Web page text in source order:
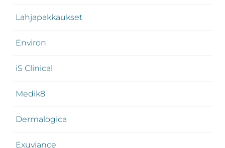
Lahjapakkaukset
Environ
iS Clinical
Medik8
Dermalogica
Exuviance